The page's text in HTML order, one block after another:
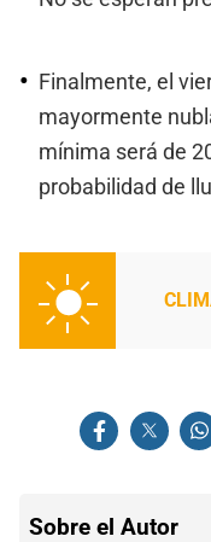
Finalmente, el
mayormente
mínima será de
probabilidad de
Sobre el Autor